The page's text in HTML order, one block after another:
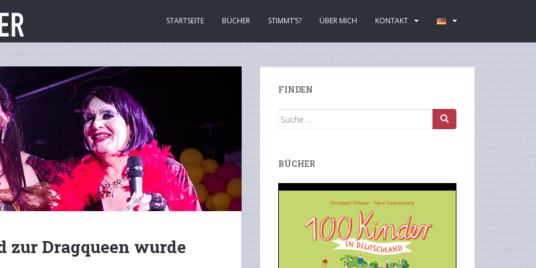
STARTSEITE BÜCHER STIMMT’S? ÜBER MICH KONTAKT
Dragqueen wurde
FINDEN
Suche
BÜCHER